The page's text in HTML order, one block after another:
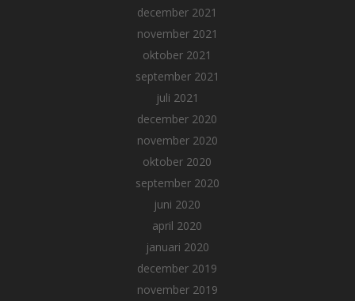
december 2021
november 2021
oktober 2021
september 2021
juli 2021
december 2020
november 2020
oktober 2020
september 2020
juni 2020
april 2020
januari 2020
december 2019
november 2019